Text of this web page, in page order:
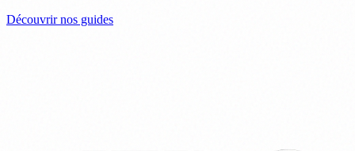
Découvrir nos guides